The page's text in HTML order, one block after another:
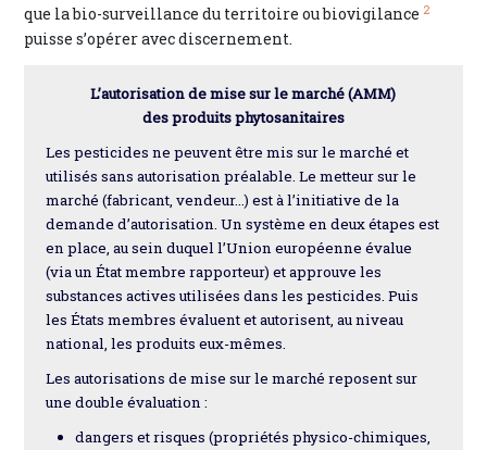
que la bio-surveillance du territoire ou biovigilance 2
puisse s’opérer avec discernement.
L’autorisation de mise sur le marché (AMM)
des produits phytosanitaires
Les pesticides ne peuvent être mis sur le marché et
utilisés sans autorisation préalable. Le metteur sur le
marché (fabricant, vendeur...) est à l’initiative de la
demande d’autorisation. Un système en deux étapes est
en place, au sein duquel l’Union européenne évalue
(via un État membre rapporteur) et approuve les
substances actives utilisées dans les pesticides. Puis
les États membres évaluent et autorisent, au niveau
national, les produits eux-mêmes.
Les autorisations de mise sur le marché reposent sur
une double évaluation :
dangers et risques (propriétés physico-chimiques,